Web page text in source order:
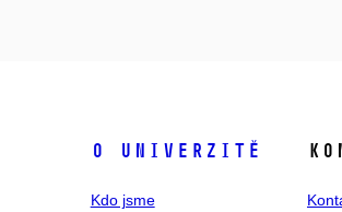
O univerzitě
Kdo jsme